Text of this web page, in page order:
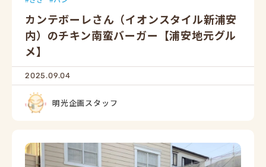
カンテボーレさん（イオンスタイル新浦安
内）のチキン南蛮バーガー【浦安地元グル
メ】
2025.09.04
明光企画スタッフ